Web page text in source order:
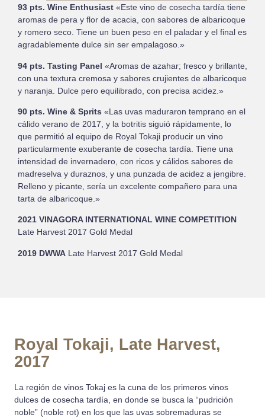
93 pts. Wine Enthusiast «Este vino de cosecha tardía tiene
aromas de pera y flor de acacia, con sabores de albaricoque
y romero seco. Tiene un buen peso en el paladar y el final es
agradablemente dulce sin ser empalagoso.»
94 pts. Tasting Panel «Aromas de azahar; fresco y brillante,
con una textura cremosa y sabores crujientes de albaricoque
y naranja. Dulce pero equilibrado, con precisa acidez.»
90 pts. Wine & Sprits «Las uvas maduraron temprano en el
cálido verano de 2017, y la botritis siguió rápidamente, lo
que permitió al equipo de Royal Tokaji producir un vino
particularmente exuberante de cosecha tardía. Tiene una
intensidad de invernadero, con ricos y cálidos sabores de
madreselva y duraznos, y una punzada de acidez a jengibre.
Relleno y picante, sería un excelente compañero para una
tarta de albaricoque.»
2021 VINAGORA INTERNATIONAL WINE COMPETITION
Late Harvest 2017 Gold Medal
2019 DWWA Late Harvest 2017 Gold Medal
Royal Tokaji, Late Harvest,
2017
La región de vinos Tokaj es la cuna de los primeros vinos
dulces de cosecha tardía, en donde se busca la “pudrición
noble” (noble rot) en los que las uvas sobremaduras se